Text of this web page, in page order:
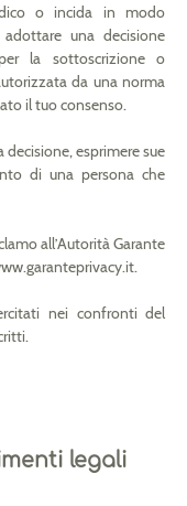
o incida in modo
una decisione
la sottoscrizione o
da una norma
il tuo consenso.
esprimere sue
di una persona che
all’Autorità Garante
nei confronti del
legali